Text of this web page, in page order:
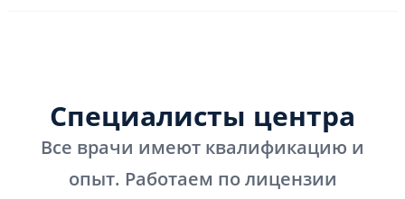
Специалисты центра
Все врачи имеют квалификацию и
опыт. Работаем по лицензии